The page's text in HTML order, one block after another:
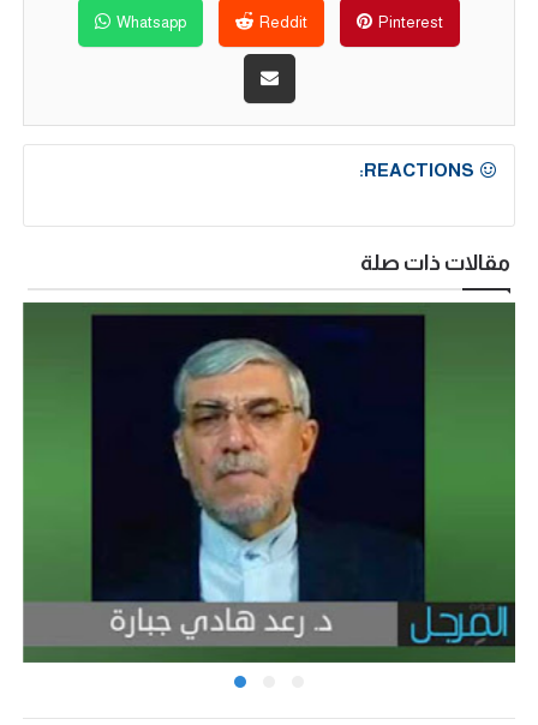
Pinterest
Reddit
Whatsapp
REACTIONS:
مقالات ذات صلة